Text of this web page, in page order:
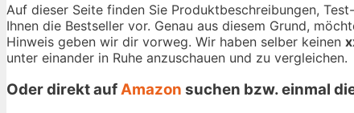
Auf dieser Seite finden Sie Produktbeschreibungen,
Ihnen die Bestseller vor. Genau aus diesem Grund,
Hinweis geben wir dir vorweg. Wir haben selber keinen
unter einander in Ruhe anzuschauen und zu vergleichen.
Oder direkt aufAmazon suchen bzw. einmal